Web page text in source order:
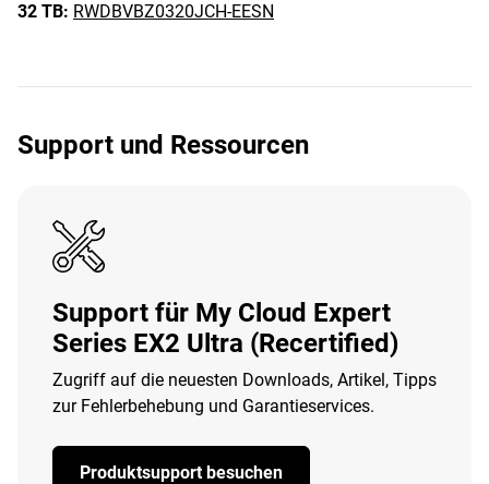
32 TB: RWDBVBZ0320JCH-EESN
Support und Ressourcen
Support für My Cloud Expert
Series EX2 Ultra (Recertified)
Zugriff auf die neuesten Downloads, Artikel, Tipps
zur Fehlerbehebung und Garantieservices.
Produktsupport besuchen